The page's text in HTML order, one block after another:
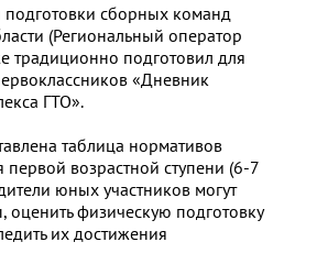
сборных команд
(Региональный оператор
традиционно подготовил для
«Дневник
ГТО».
таблица нормативов
первой возрастной ступени (6-7
юных участников могут
оценить физическую подготовку
их достижения